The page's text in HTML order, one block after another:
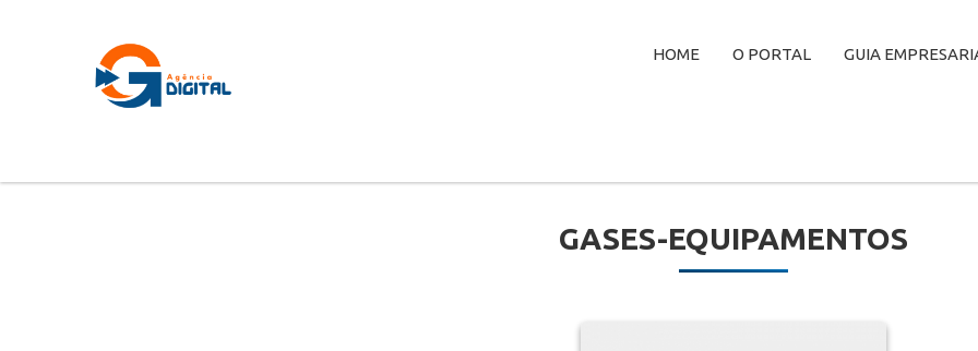
HOME O PORTAL GUIA
GASES-EQUIPAMENTOS